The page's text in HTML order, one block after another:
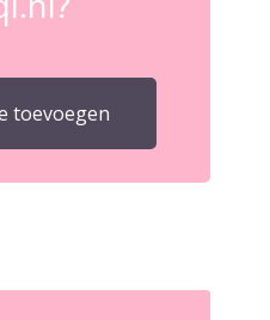
toevoegen